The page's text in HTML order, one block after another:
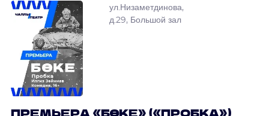
ул.Низаметдинова,
д.29, Большой зал
ПРЕМЬЕРА «БӨКЕ» («ПРОБКА»)